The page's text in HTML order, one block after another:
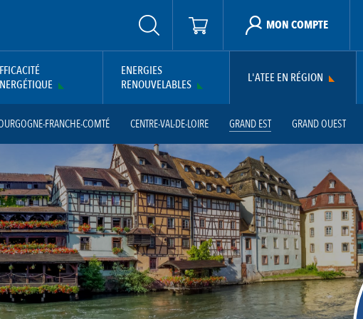
MON COMPTE
ENERGIES
RENOUVELABLES
L'ATEE EN RÉGION
FRANCHE-COMTÉ CENTRE-VAL-DE-LOIRE GRAND EST GRAND OUEST
RÉGION SUD PACA